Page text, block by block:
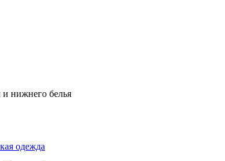
нижнего белья
одежда